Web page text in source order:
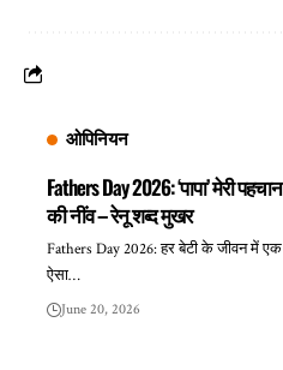
ओपिनियन
Fathers Day 2026: ‘पापा’ मेरी पहचान
की नींव – रेनू शब्द मुखर
Fathers Day 2026: हर बेटी के जीवन में एक
ऐसा…
June 20, 2026